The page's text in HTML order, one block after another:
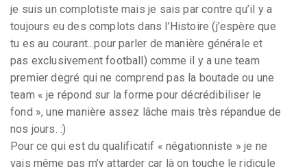
je suis un complotiste mais je sais par contre qu’il y a
toujours eu des complots dans l’Histoire (j’espère que
tu es au courant...pour parler de manière générale et
pas exclusivement football) comme il y a une team
premier degré qui ne comprend pas la boutade ou une
team « je répond sur la forme pour décrédibiliser le
fond », une manière assez lâche mais très répandue de
nos jours. :)
Pour ce qui est du qualificatif « négationniste » je ne
vais même pas m’y attarder car là on touche le ridicule